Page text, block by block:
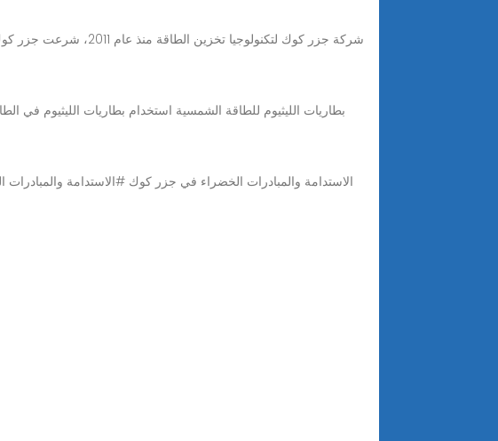
شركة جزر كوك
بطاريات الليثيوم للطاقة الشمسية استخدام بطاريات الليثيوم في